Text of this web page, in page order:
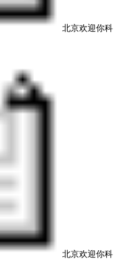
北京欢迎你科
北京欢迎你科